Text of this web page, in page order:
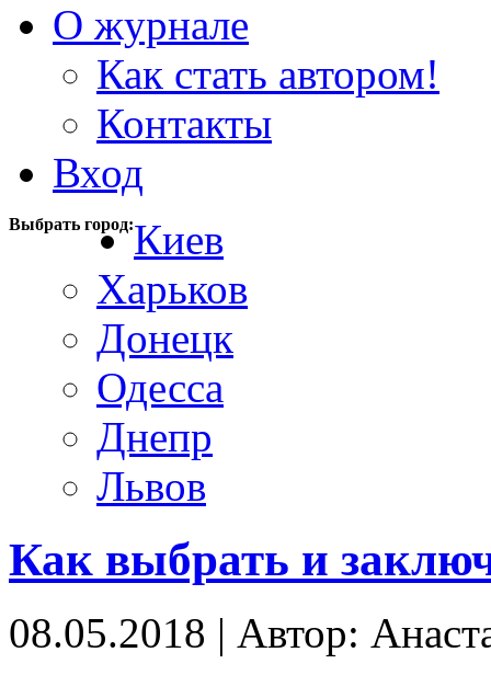
О журнале
Как стать автором!
Контакты
Вход
Выбрать город:Киев
Харьков
Донецк
Одесса
Днепр
Львов
Как выбрать и
08.05.2018 | Автор: